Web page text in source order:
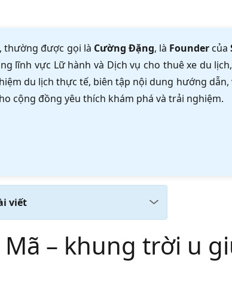
, thường được gọi là Cường Đặng, là Foundercủa
lĩnh vực Lữ hành và Dịch vụ cho thuê xe du
du lịch thực tế, biên tập nội dung hướng
cộng đồng yêu thích khám phá và trải nghiệm.
viết
– khung trời u